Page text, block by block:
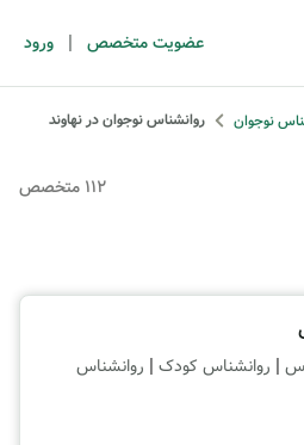
عضویت متخصص | ورود
نوجوان روانشناس نوجوان در نهاوند
112 متخصص
| روانشناس کودک | روانشناس